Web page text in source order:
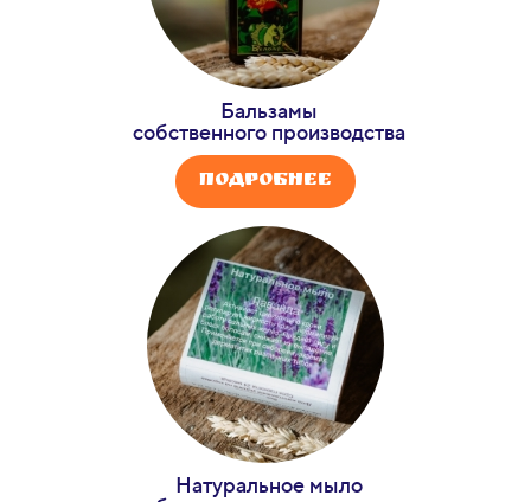
Бальзамы
собственного производства
Подробнее
Натуральное мыло